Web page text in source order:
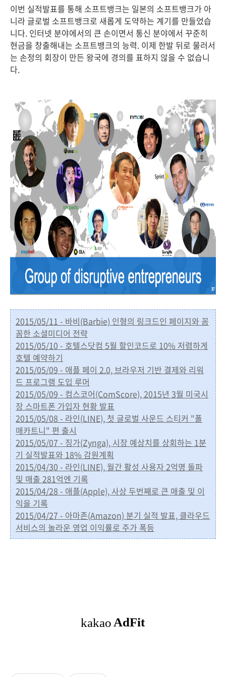
이번 실적발표를 통해 소프트뱅크는 일본의 소프트뱅크가 아
니라 글로벌 소프트뱅크로 새롭게 도약하는 계기를 만들었습
니다. 인터넷 분야에서의 큰 손이면서 통신 분야에서 꾸준히
현금을 창출해내는 소프트뱅크의 능력. 이제 한발 뒤로 물러서
는 손정의 회장이 만든 왕국에 경의를 표하지 않을 수 없습니
다.
2015/05/11 - 바비(Barbie) 인형의 링크드인 페이지와 꼼
꼼한 소셜미디어 전략
2015/05/10 - 호텔스닷컴 5월 할인코드로 10% 저렴하게
호텔 예약하기
2015/05/09 - 애플 페이 2.0, 브라우저 기반 결제와 리워
드 프로그램 도입 루머
2015/05/09 - 컴스코어(ComScore), 2015년 3월 미국시
장 스마트폰 가입자 현황 발표
2015/05/08 - 라인(LINE), 첫 글로벌 사운드 스티커 "폴
매카트니" 편 출시
2015/05/07 - 징가(Zynga), 시장 예상치를 상회하는 1분
기 실적발표와 18% 감원계획
2015/04/30 - 라인(LINE), 월간 활성 사용자 2억명 돌파
및 매출 281억엔 기록
2015/04/28 - 애플(Apple), 사상 두번째로 큰 매출 및 이
익을 기록
2015/04/27 - 아마존(Amazon) 분기 실적 발표, 클라우드
서비스의 놀라운 영업 이익률로 주가 폭등